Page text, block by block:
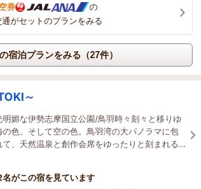
券
の
がセットのプランをみる
宿泊プランをみる（27件）
～
明媚な伊勢志摩国立公園/鳥羽時々刻々と移りゆ
の色、そして空の色。鳥羽湾の大パノラマに包
て、天然温泉と創作会席をゆったりと刻まれる
でお愉しみください。
名がこの宿を見ています